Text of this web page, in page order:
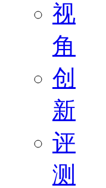
视
角
创
新
评
测